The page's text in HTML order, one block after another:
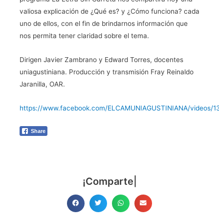
valiosa explicación de ¿Qué es? y ¿Cómo funciona? cada
uno de ellos, con el fin de brindarnos información que
nos permita tener claridad sobre el tema.
Dirigen Javier Zambrano y Edward Torres, docentes
uniagustiniana. Producción y transmisión Fray Reinaldo
Jaranilla, OAR.
https://www.facebook.com/ELCAMUNIAGUSTINIANA/videos/
Share
¡Comparte ya!